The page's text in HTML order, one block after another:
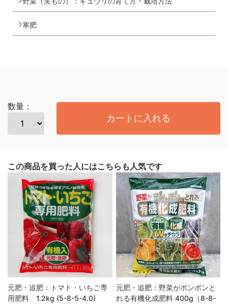
寒肥
数量：
カートに入れる
この商品を買った人にはこちらも人気です
元肥・追肥：トマト・いちご専
用肥料 1.2kg (5-8-5-4.0)
元肥・追肥：野菜がポンポンと
れる有機化成肥料 400g（8-8-